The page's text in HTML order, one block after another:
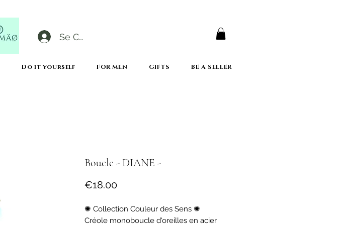
Se Connecter
Do it yourself FOR MEN GIFTS BE A SELLER
Boucle - DIANE -
€18.00Price
✺ Collection Couleur des Sens ✺
Créole monoboucle d'oreilles en acier